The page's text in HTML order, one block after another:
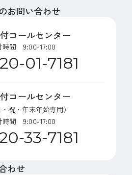
お問い合わせ
コールセンター
時間 9:00-17:00
01-7181
コールセンター
・祝・年末年始専用）
時間 9:00-17:00
33-7181
わせ